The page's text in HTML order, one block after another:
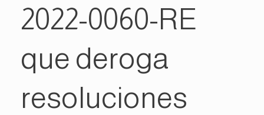
2022-0060-RE
que deroga
resoluciones